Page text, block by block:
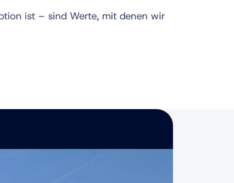
ist – sind Werte, mit denen wir